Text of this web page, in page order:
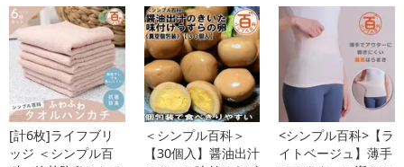
発送日カレンダー
[計6枚]ライフブリ
ッジ ＜シンプル百
＜シンプル百科＞
【30個入】醤油出汁
<シンプル百科>【ラ
イトベージュ】薄手